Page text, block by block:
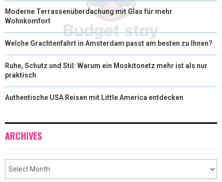
Moderne Terrassenüberdachung mit Glas für mehr
Wohnkomfort
Welche Grachtenfahrt in Amsterdam passt am besten zu Ihnen?
Ruhe, Schutz und Stil: Warum ein Moskitonetz mehr ist als nur
praktisch
Authentische USA Reisen mit Little America entdecken
ARCHIVES